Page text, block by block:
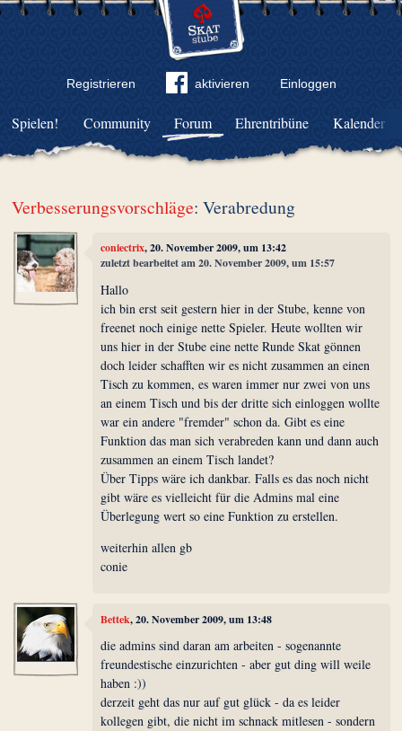
Registrieren aktivieren Einloggen
Community Forum Ehrentribüne Kalender
Spielen!
Verbesserungsvorschläge: Verabredung
coniectrix, 20. November 2009, um 13:42
zuletzt bearbeitet am 20. November 2009, um 15:57
Hallo
ich bin erst seit gestern hier in der Stube, kenne von
freenet noch einige nette Spieler. Heute wollten wir
uns hier in der Stube eine nette Runde Skat gönnen
doch leider schafften wir es nicht zusammen an einen
Tisch zu kommen, es waren immer nur zwei von uns
an einem Tisch und bis der dritte sich einloggen wollte
war ein andere "fremder" schon da. Gibt es eine
Funktion das man sich verabreden kann und dann auch
zusammen an einem Tisch landet?
Über Tipps wäre ich dankbar. Falls es das noch nicht
gibt wäre es vielleicht für die Admins mal eine
Überlegung wert so eine Funktion zu erstellen.
weiterhin allen gb
conie
Bettek, 20. November 2009, um 13:48
die admins sind daran am arbeiten - sogenannte
freundestische einzurichten - aber gut ding will weile
haben :))
derzeit geht das nur auf gut glück - da es leider
kollegen gibt, die nicht im schnack mitlesen - sondern